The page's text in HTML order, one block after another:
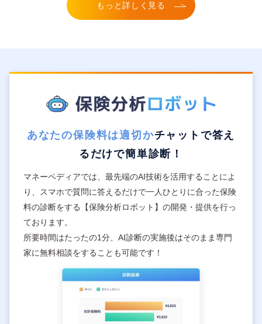
もっと詳しく見る
あなたの保険料は適切かチャットで答え
るだけで簡単診断！
マネーペディアでは、最先端のAI技術を活用することによ
り、スマホで質問に答えるだけで一人ひとりに合った保険
料の診断をする【保険分析ロボット】の開発・提供を行っ
ております。
所要時間はたったの1分、AI診断の実施後はそのまま専門
家に無料相談をすることも可能です！